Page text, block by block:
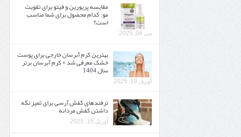
مقایسه پریورین و فیتو برای تقویت
مو: کدام محصول برای شما مناسب
است؟
می 06, 2025
بهترین کرم آبرسان خارجی برای پوست
خشک معرفی شد + کرم آبرسان برتر
سال 1404
آوریل 19, 2025
ترفندهای کفش آرسی برای تمیز نگه
داشتن کفش مردانه
آوریل 15, 2025